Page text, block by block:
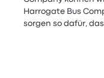
Harrogate Bus
sorgen so dafür,